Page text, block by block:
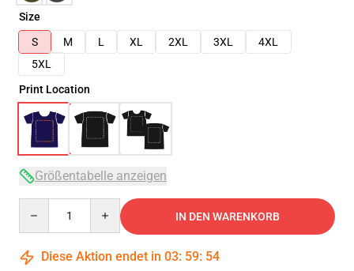
Size
S
M L XL 2XL 3XL
4XL
5XL
Print Location
Größentabelle anzeigen
IN DEN WARENKORB
Diese Aktion endet in 03: 59: 53